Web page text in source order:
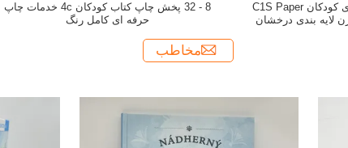
8 - 32 پخش چاپ کتاب کودکان 4c خدمات چاپ
حرفه ای کامل رنگ
مخاطب
خدمات چاپ کتاب های کودکان C1S Paper